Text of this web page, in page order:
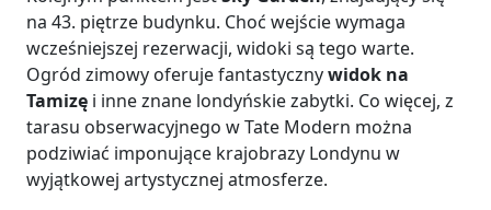
na 43. piętrze budynku. Choć wejście wymaga
wcześniejszej rezerwacji, widoki są tego warte.
Ogród zimowy oferuje fantastycznywidok na
Tamizę i inne znane londyńskie zabytki. Co więcej, z
tarasu obserwacyjnego w Tate Modern można
podziwiać imponujące krajobrazy Londynu w
wyjątkowej artystycznej atmosferze.